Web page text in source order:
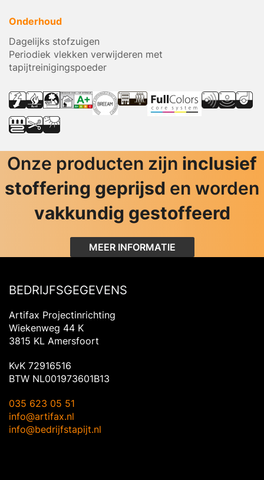
Onderhoud
Dagelijks stofzuigen
Periodiek vlekken verwijderen met
tapijtreinigingspoeder
Onze producten zijn inclusief
stoffering geprijsd en worden
vakkundig gestoffeerd
MEER INFORMATIE
BEDRIJFSGEGEVENS
Artifax Projectinrichting
Wiekenweg 44 K
3815 KL Amersfoort
KvK 72916516
BTW NL001973601B13
035 623 05 51
info@artifax.nl
info@bedrijfstapijt.nl